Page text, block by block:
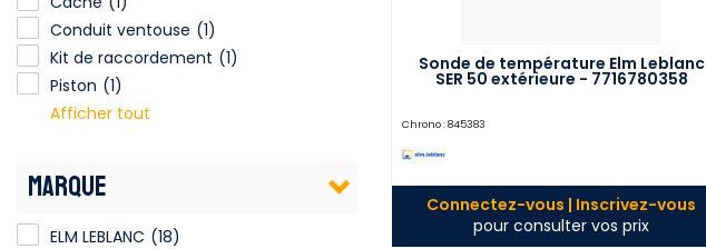
Conduit ventouse (1)
Kit de raccordement (1)
Piston (1)
Afficher tout
MARQUE
ELM LEBLANC (18)
Sonde de température Elm Leblanc
SER 50 extérieure - 7716780358
Chrono :845383
Connectez-vous | Inscrivez-vous
pour consulter vos prix